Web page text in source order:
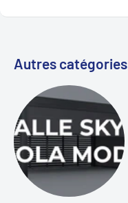
Autres catégories